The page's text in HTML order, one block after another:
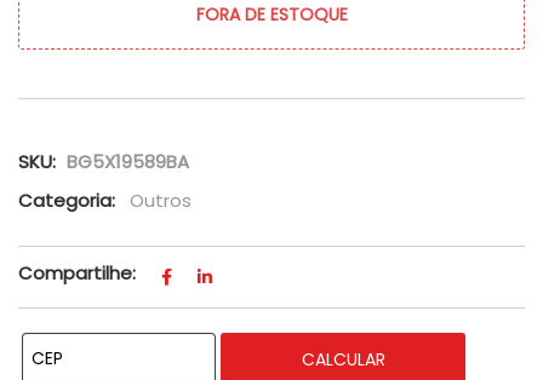
FORA DE ESTOQUE
SKU: BG5X19589BA
Categoria:
Outros
Compartilhe:
CALCULAR